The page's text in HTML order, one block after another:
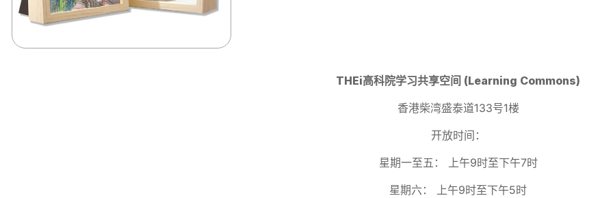
THEi高科院学习共享空间 (Learning Commons)
香港柴湾盛泰道133号1楼
开放时间：
星期一至五： 上午9时至下午7时
星期六： 上午9时至下午5时